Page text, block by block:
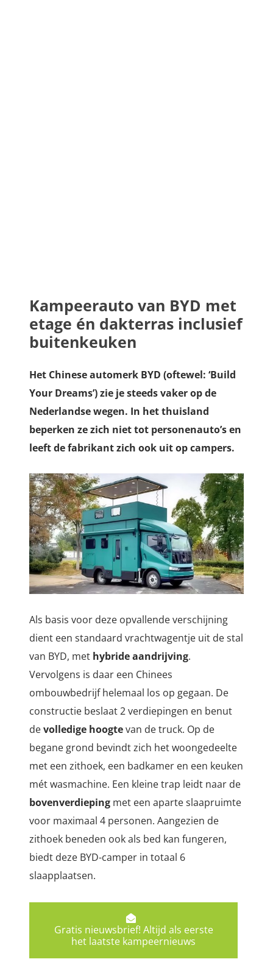
Kampeerauto van BYD met
etage én dakterras inclusief
buitenkeuken
Het Chinese automerk BYD (oftewel: ‘Build
Your Dreams’) zie je steeds vaker op de
Nederlandse wegen. In het thuisland
beperken ze zich niet tot personenauto’s en
leeft de fabrikant zich ook uit op campers.
Als basis voor deze opvallende verschijning
dient een standaard vrachtwagentje uit de stal
van BYD, met hybride aandrijving.
Vervolgens is daar een Chinees
ombouwbedrijf helemaal los op gegaan. De
constructie beslaat 2 verdiepingen en benut
devolledige hoogtevan de truck. Op de
begane grond bevindt zich het woongedeelte
met een zithoek, een badkamer en een keuken
mét wasmachine. Een kleine trap leidt naar de
bovenverdieping met een aparte slaapruimte
voor maximaal 4 personen. Aangezien de
zithoek beneden ook als bed kan fungeren,
biedt deze BYD-camper in totaal 6
slaapplaatsen.
Gratis nieuwsbrief! Altijd als eerste
het laatste kampeernieuws